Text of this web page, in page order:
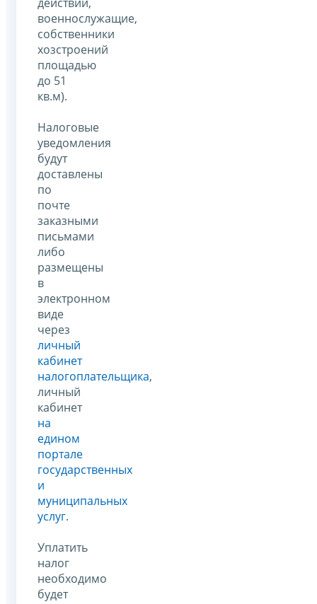
военнослужащие,
собственники
хозстроений
площадью
до 51
кв.м).
Налоговые
уведомления
будут
доставлены
по
почте
заказными
письмами
либо
размещены
в
электронном
виде
через
личный
кабинет
налогоплательщика,
личный
кабинет
на
едином
портале
государственных
и
муниципальных
услуг.
Уплатить
налог
необходимо
будет